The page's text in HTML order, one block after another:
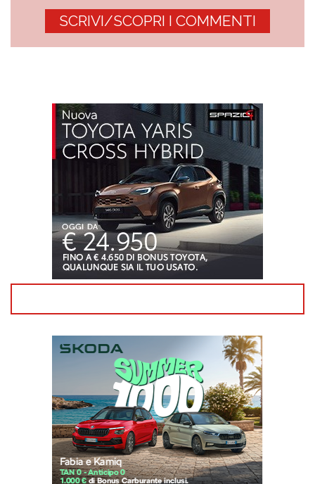
SCRIVI/SCOPRI I COMMENTI